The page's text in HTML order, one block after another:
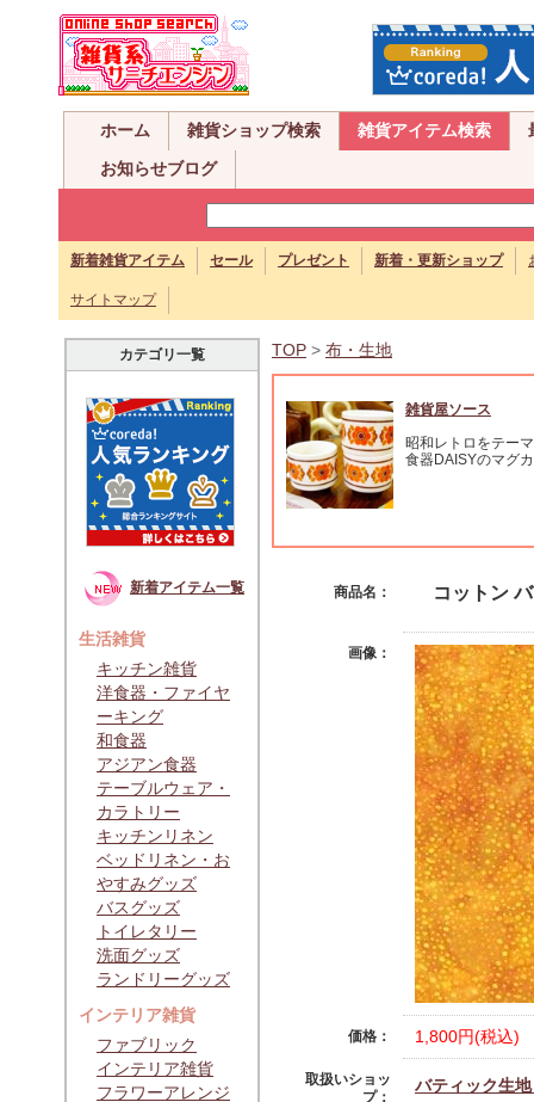
ホーム 雑貨ショップ検索 雑貨アイテム検索
お知らせブログ
新着雑貨アイテム セール プレゼント 新着・更新ショップ
サイトマップ
カテゴリ一覧
新着アイテム一覧
生活雑貨
キッチン雑貨
洋食器・ファイヤ
ーキング
和食器
アジアン食器
テーブルウェア・
カラトリー
キッチンリネン
ベッドリネン・お
やすみグッズ
バスグッズ
トイレタリー
洗面グッズ
ランドリーグッズ
インテリア雑貨
ファブリック
インテリア雑貨
フラワーアレンジ
TOP > 布・生地
雑貨屋ソース
昭和レトロをテー
食器DAISYのマグ
商品名： コットン
画像：
価格： 1,800円(税込)
取扱いショッ
プ：
バティック生